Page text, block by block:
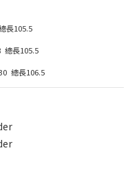
長105.5
總長105.5
總長106.5